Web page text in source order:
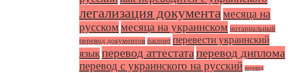
легализация документа месяца на
русском месяца на украинском нотариальный
перевод документов паспорт перевести украинский
языкперевод аттестатаперевод диплома
перевод с украинского на русский перевод